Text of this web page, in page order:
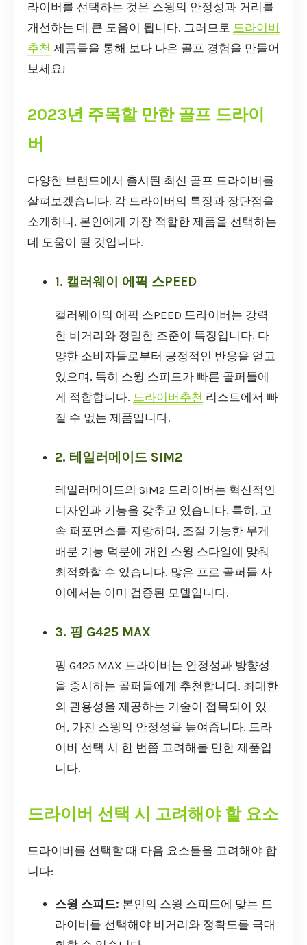
라이버를 선택하는 것은 스윙의 안정성과 거리를
개선하는 데 큰 도움이 됩니다. 그러므로 드라이버
추천 제품들을 통해 보다 나은 골프 경험을 만들어
보세요!
2023년 주목할 만한 골프 드라이
버
다양한 브랜드에서 출시된 최신 골프 드라이버를
살펴보겠습니다. 각 드라이버의 특징과 장단점을
소개하니, 본인에게 가장 적합한 제품을 선택하는
데 도움이 될 것입니다.
1. 캘러웨이 에픽 스PEED
캘러웨이의 에픽 스PEED 드라이버는 강력
한 비거리와 정밀한 조준이 특징입니다. 다
양한 소비자들로부터 긍정적인 반응을 얻고
있으며, 특히 스윙 스피드가 빠른 골퍼들에
게 적합합니다. 드라이버추천 리스트에서 빠
질 수 없는 제품입니다.
2. 테일러메이드 SIM2
테일러메이드의 SIM2 드라이버는 혁신적인
디자인과 기능을 갖추고 있습니다. 특히, 고
속 퍼포먼스를 자랑하며, 조절 가능한 무게
배분 기능 덕분에 개인 스윙 스타일에 맞춰
최적화할 수 있습니다. 많은 프로 골퍼들 사
이에서는 이미 검증된 모델입니다.
3. 핑 G425 MAX
핑 G425 MAX 드라이버는 안정성과 방향성
을 중시하는 골퍼들에게 추천합니다. 최대한
의 관용성을 제공하는 기술이 접목되어 있
어, 가진 스윙의 안정성을 높여줍니다. 드라
이버 선택 시 한 번쯤 고려해볼 만한 제품입
니다.
드라이버 선택 시 고려해야 할 요소
드라이버를 선택할 때 다음 요소들을 고려해야 합
니다:
스윙 스피드: 본인의 스윙 스피드에 맞는 드
라이버를 선택해야 비거리와 정확도를 극대